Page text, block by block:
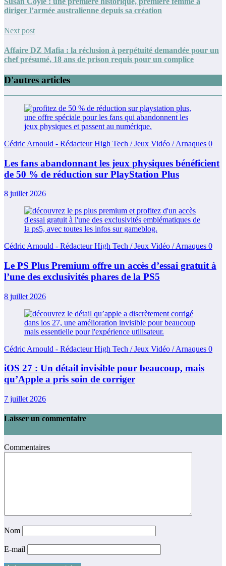
diriger l’armée australienne depuis sa création
Next post
Affaire DZ Mafia : la réclusion à perpétuité demandée pour un
chef présumé, 18 ans de prison requis pour un complice
D'autres articles
Cédric Arnould - Rédacteur High Tech / Jeux Vidéo / Arnaques 0
Les fans abandonnant les jeux physiques bénéficient
de 50 % de réduction sur PlayStation Plus
8 juillet 2026
Cédric Arnould - Rédacteur High Tech / Jeux Vidéo / Arnaques 0
Le PS Plus Premium offre un accès d’essai gratuit à
l’une des exclusivités phares de la PS5
8 juillet 2026
Cédric Arnould - Rédacteur High Tech / Jeux Vidéo / Arnaques 0
iOS 27 : Un détail invisible pour beaucoup, mais
qu’Apple a pris soin de corriger
7 juillet 2026
Laisser un commentaire
Commentaires
Nom
E-mail